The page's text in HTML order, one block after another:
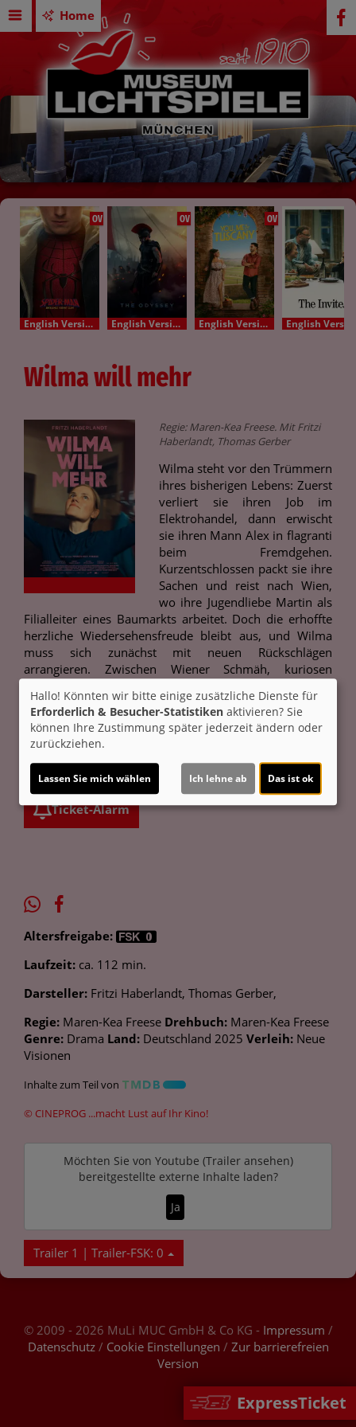
ExpressTicket
Home
OV
English Version - OV
OV
English Version - OV
OV
English Version - OV
Wilma will mehr
Regie: Maren-Kea Freese. Mit Fritzi
Haberlandt, Thomas Gerber
Wilma steht vor den Trümmern
ihres bisherigen Lebens: Zuerst
verliert sie ihren Job im
Elektrohandel, dann erwischt
sie ihren Mann Alex in flagranti
beim Fremdgehen.
Kurzentschlossen packt sie ihre
Sachen und reist nach Wien,
wo ihre Jugendliebe Martin als
Filialleiter eines Baumarkts arbeitet. Doch die erhoffte
herzliche Wiedersehensfreude bleibt aus, und Wilma
muss sich zunächst mit neuen Rückschlägen
arrangieren. Zwischen Wiener Schmäh, kuriosen
chinesische Touristen entdeckt sie jedoch nach und
nach ihre eigene Stärke. Mit neuer Energie und
ungeahntem Lebensmut wagt sie einen Neuanfang -
und findet dabei nicht nur zu sich selbst, sondern auch
neue Perspektiven für die Zukunft.
Ticket-Alarm
Altersfreigabe:
Laufzeit: ca. 112 min.
Darsteller: Fritzi Haberlandt, Thomas Gerber,
Regie: Maren-Kea Freese Drehbuch: Maren-Kea Freese
Genre: Drama Land: Deutschland 2025 Verleih: Neue
Visionen
Inhalte zum Teil von
© CINEPROG ...macht Lust auf Ihr Kino!
Möchten Sie von Youtube (Trailer ansehen)
bereitgestellte externe Inhalte laden?
Ja
Trailer 1 | Trailer-FSK: 0
© 2009 - 2026 MuLi MUC GmbH & Co KG - Impressum /
Datenschutz/ Cookie Einstellungen / Zur barrierefreien
Version
Hallo! Könnten wir bitte einige zusätzliche Dienste für
Erforderlich & Besucher-Statistiken aktivieren? Sie
können Ihre Zustimmung später jederzeit ändern oder
zurückziehen.
Lassen Sie mich wählen Ich lehne ab Das ist ok